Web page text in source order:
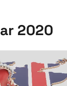
2020